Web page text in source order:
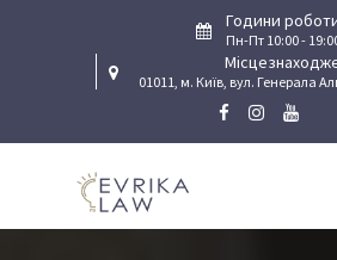
Години
Пн-Пт 10:00 -
01011, м. Київ, вул. Генерала